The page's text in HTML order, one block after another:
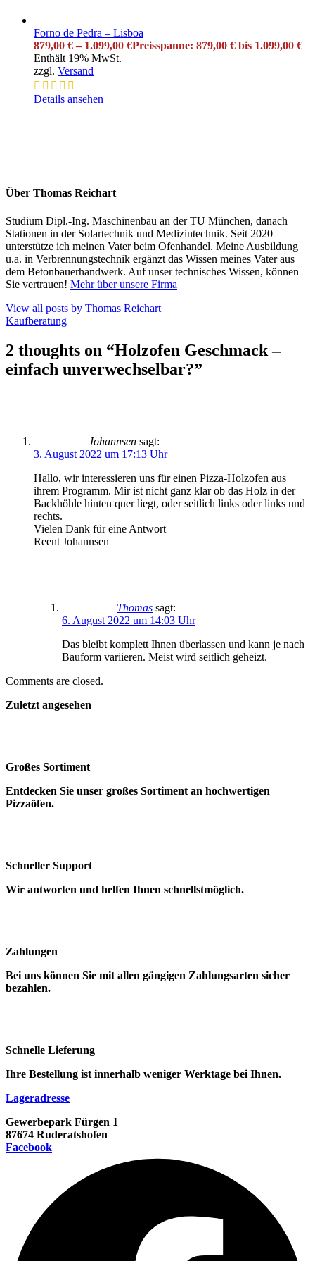
Forno de Pedra – Lisboa
879,00 € – 1.099,00 €Preisspanne: 879,00 € bis 1.099,00 €
Enthält 19% MwSt.
zzgl. Versand
Details ansehen
Über Thomas Reichart
Studium Dipl.-Ing. Maschinenbau an der TU München, danach
Stationen in der Solartechnik und Medizintechnik. Seit 2020
unterstütze ich meinen Vater beim Ofenhandel. Meine Ausbildung
u.a. in Verbrennungstechnik ergänzt das Wissen meines Vater aus
dem Betonbauerhandwerk. Auf unser technisches Wissen, können
Sie vertrauen! Mehr über unsere Firma
View all posts by Thomas Reichart
Kaufberatung
2 thoughts on “Holzofen Geschmack –
einfach unverwechselbar?”
Johannsen sagt:
3. August 2022 um 17:13 Uhr
Hallo, wir interessieren uns für einen Pizza-Holzofen aus
ihrem Programm. Mir ist nicht ganz klar ob das Holz in der
Backhöhle hinten quer liegt, oder seitlich links oder links und
rechts.
Vielen Dank für eine Antwort
Reent Johannsen
Thomas sagt:
6. August 2022 um 14:03 Uhr
Das bleibt komplett Ihnen überlassen und kann je nach
Bauform variieren. Meist wird seitlich geheizt.
Comments are closed.
Zuletzt angesehen
Großes Sortiment
Entdecken Sie unser großes Sortiment an hochwertigen
Pizzaöfen.
Schneller Support
Wir antworten und helfen Ihnen schnellstmöglich.
Zahlungen
Bei uns können Sie mit allen gängigen Zahlungsarten sicher
bezahlen.
Schnelle Lieferung
Ihre Bestellung ist innerhalb weniger Werktage bei Ihnen.
Lageradresse
Gewerbepark Fürgen 1
87674 Ruderatshofen
Facebook